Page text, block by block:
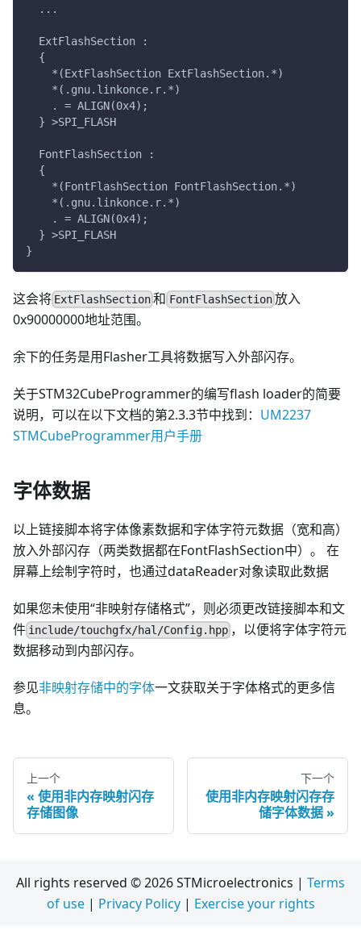
  ...
  ExtFlashSection :
  {
    *(ExtFlashSection ExtFlashSection.*)
    *(.gnu.linkonce.r.*)
    . = ALIGN(0x4);
  } >SPI_FLASH
  FontFlashSection :
  {
    *(FontFlashSection FontFlashSection.*)
    *(.gnu.linkonce.r.*)
    . = ALIGN(0x4);
  } >SPI_FLASH
}
这会将 ExtFlashSection 和 FontFlashSection放入
0x90000000地址范围。
余下的任务是用Flasher工具将数据写入外部闪存。
关于STM32CubeProgrammer的编写flash loader的简要
说明，可以在以下文档的第2.3.3节中找到： UM2237
STMCubeProgrammer用户手册
字体数据
以上链接脚本将字体像素数据和字体字符元数据（宽和高）
放入外部闪存（两类数据都在FontFlashSection中）。 在
屏幕上绘制字符时，也通过dataReader对象读取此数据
如果您未使用“非映射存储格式”，则必须更改链接脚本和文
件 include/touchgfx/hal/Config.hpp ，以便将字体字符元
数据移动到内部闪存。
参见非映射存储中的字体一文获取关于字体格式的更多信
息。
上一个
使用非内存映射闪存
存储图像
下一个
使用非内存映射闪存存
储字体数据
All rights reserved © 2026 STMicroelectronics | Terms
of use| Privacy Policy| Exercise your rights